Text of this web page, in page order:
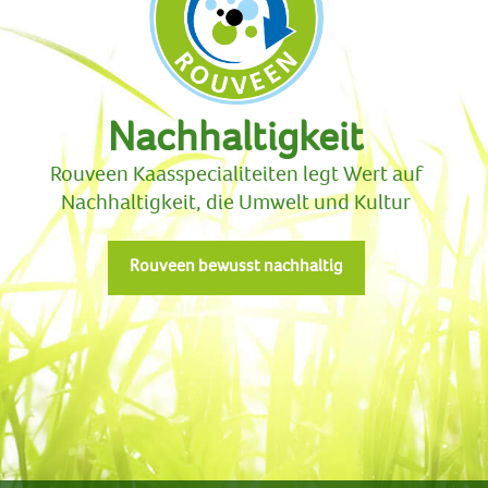
Nachhaltigkeit
Rouveen Kaasspecialiteiten legt Wert auf
Nachhaltigkeit, die Umwelt und Kultur
Rouveen bewusst nachhaltig